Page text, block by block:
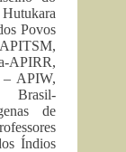
Povos
APIRR,
– APIW,
Brasil-
de
Índios